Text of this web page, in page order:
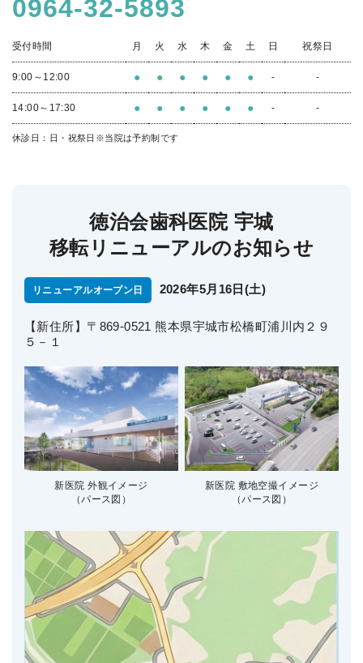
0964-32-5893
受付時間 月 火 水 木 金 土 日 祝祭日
9:00～12:00 ● ● ● ● ● ● - -
14:00～17:30 ● ● ● ● ● ● - -
休診日：日・祝祭日 ※当院は予約制です
徳治会歯科医院 宇城
移転リニューアルのお知らせ
リニューアルオープン日 2026年5月16日(土)
【新住所】〒869-0521 熊本県宇城市松橋町浦川内２９
５－１
新医院 外観イメージ
（パース図）
新医院 敷地空撮イメージ
（パース図）